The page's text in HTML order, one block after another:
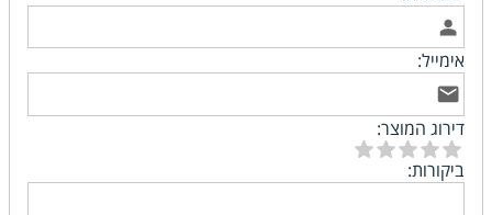
אימייל:
דירוג המוצר:
ביקורות: